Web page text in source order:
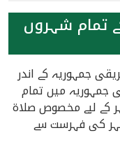
تمام شہروں
جمہوریہ کے اندر
جمہوریہ میں تمام
کے لیے مخصوص صلاۃ
کی فہرست سے